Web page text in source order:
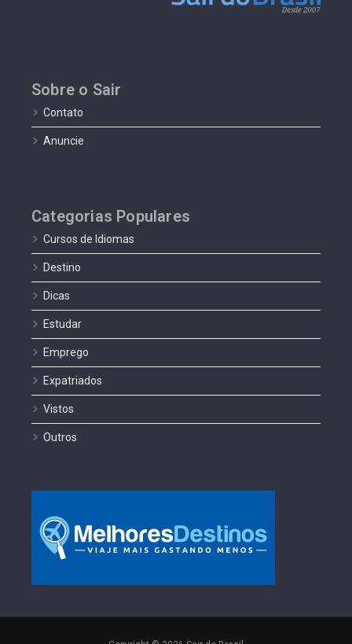
Sobre o Sair
Contato
Anuncie
Categorias Populares
Cursos de Idiomas
Destino
Dicas
Estudar
Emprego
Expatriados
Vistos
Outros